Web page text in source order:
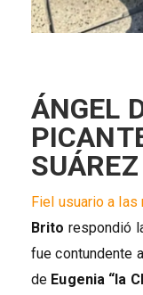
ÁNGEL
Fiel usuario a
Brito respondió
fue contundente
de Eugenia “la